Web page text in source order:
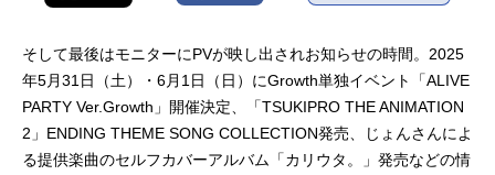
そして最後はモニターにPVが映し出されお知らせの時間。2025
年5月31日（土）・6月1日（日）にGrowth単独イベント「ALIVE
PARTY Ver.Growth」開催決定、「TSUKIPRO THE ANIMATION
2」ENDING THEME SONG COLLECTION発売、じょんさんによ
る提供楽曲のセルフカバーアルバム「カリウタ。」発売などの情